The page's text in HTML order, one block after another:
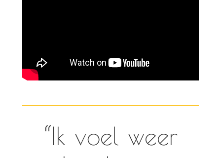
“Ik voel weer